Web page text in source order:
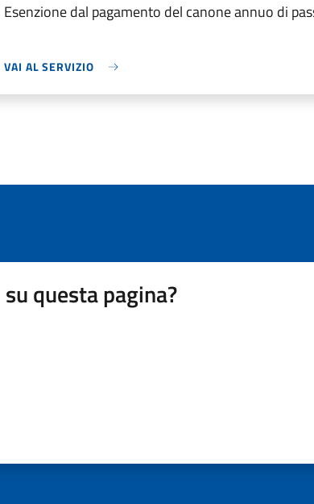
Esenzione dal pagamento del canone annuo di
VAI AL SERVIZIO
questa pagina?